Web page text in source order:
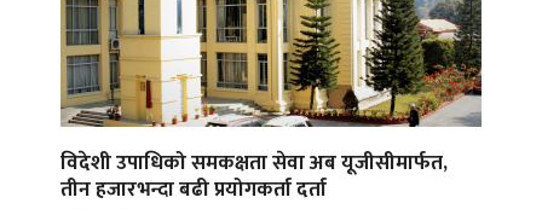
विदेशी उपाधिको समकक्षता सेवा अब यूजीसीमार्फत,
तीन हजारभन्दा बढी प्रयोगकर्ता दर्ता